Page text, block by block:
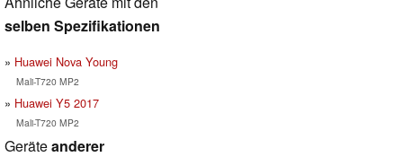
selben Spezifikationen
Huawei Nova Young
Mali-T720 MP2
Huawei Y5 2017
Mali-T720 MP2
Geräteanderer